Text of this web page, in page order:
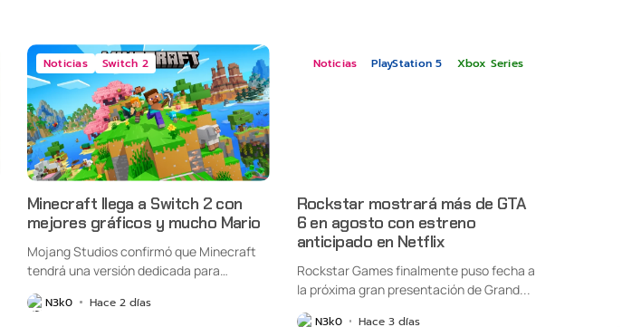
Noticias Switch 2
Minecraft llega a Switch 2 con
mejores gráficos y mucho Mario
Mojang Studios confirmó que Minecraft
tendrá una versión dedicada para
N3k0 Hace 2 días
Noticias PlayStation 5 Xbox Series
Rockstar mostrará más de GTA
6 en agosto con estreno
anticipado en Netflix
Rockstar Games finalmente puso fecha a
la próxima gran presentación de Grand...
N3k0 Hace 3 días